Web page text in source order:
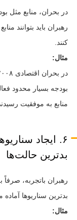
در بحران، منابع مثل
رهبران باید بتوانند
کنند.
مثال:
بودجه بسیار محدود
منابع به موفقیت
۶. ایجاد
بدترین حالت‌ها
رهبران باتجربه، صرفاً
بدترین سناریوها
مثال: